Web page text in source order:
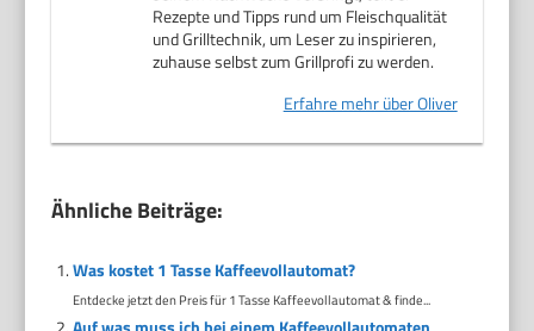
Rezepte und Tipps rund um Fleischqualität
und Grilltechnik, um Leser zu inspirieren,
zuhause selbst zum Grillprofi zu werden.
Erfahre mehr über Oliver
Ähnliche Beiträge:
Was kostet 1 Tasse Kaffeevollautomat?
Entdecke jetzt den Preis für 1 Tasse Kaffeevollautomat & finde...